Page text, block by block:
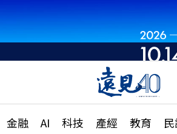
世界
金融 AI 科技 產經 教育
國際
特輯
大學升學、職
縣市施政調